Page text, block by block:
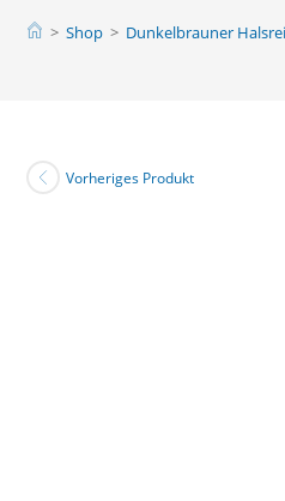
> Shop > Dunkelbrauner
Vorheriges Produkt